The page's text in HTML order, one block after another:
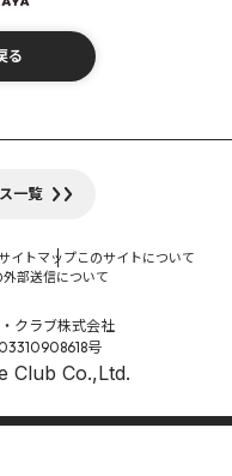
る
一覧
イトマップこのサイトについて
部送信について
クラブ株式会社
号
Club Co.,Ltd.